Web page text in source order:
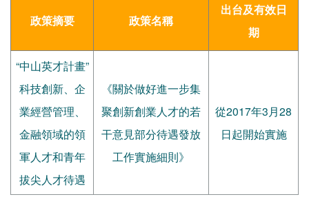
政策摘要 政策名稱
出台及有效日
期
“中山英才計畫”
科技創新、企
業經營管理、
金融領域的領
軍人才和青年
拔尖人才待遇
《關於做好進一步集
聚創新創業人才的若
干意見部分待遇發放
工作實施細則》
從2017年3月28
日起開始實施